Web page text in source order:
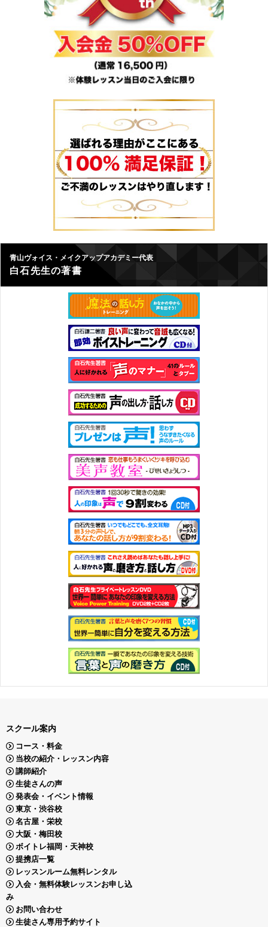
青山ヴォイス・メイクアップアカデミー代表
白石先生の著書
スクール案内
コース・料金
当校の紹介・レッスン内容
講師紹介
生徒さんの声
発表会・イベント情報
東京・渋谷校
名古屋・栄校
大阪・梅田校
ボイトレ福岡・天神校
提携店一覧
レッスンルーム無料レンタル
入会・無料体験レッスンお申し込
み
お問い合わせ
生徒さん専用予約サイト